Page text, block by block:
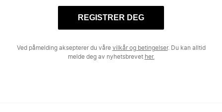
REGISTRER DEG
Ved påmelding aksepterer du våre vilkår og betingelser. Du kan alltid
melde deg av nyhetsbrevet her.